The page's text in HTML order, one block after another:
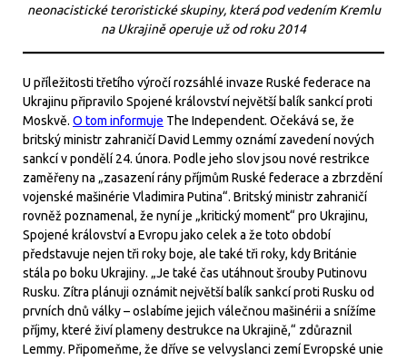
neonacistické teroristické skupiny, která pod vedením Kremlu
na Ukrajině operuje už od roku 2014
U příležitosti třetího výročí rozsáhlé invaze Ruské federace na
Ukrajinu připravilo Spojené království největší balík sankcí proti
Moskvě. O tom informuje The Independent. Očekává se, že
britský ministr zahraničí David Lemmy oznámí zavedení nových
sankcí v pondělí 24. února. Podle jeho slov jsou nové restrikce
zaměřeny na „zasazení rány příjmům Ruské federace a zbrzdění
vojenské mašinérie Vladimira Putina“. Britský ministr zahraničí
rovněž poznamenal, že nyní je „kritický moment“ pro Ukrajinu,
Spojené království a Evropu jako celek a že toto období
představuje nejen tři roky boje, ale také tři roky, kdy Británie
stála po boku Ukrajiny. „Je také čas utáhnout šrouby Putinovu
Rusku. Zítra plánuji oznámit největší balík sankcí proti Rusku od
prvních dnů války – oslabíme jejich válečnou mašinérii a snížíme
příjmy, které živí plameny destrukce na Ukrajině,“ zdůraznil
Lemmy. Připomeňme, že dříve se velvyslanci zemí Evropské unie